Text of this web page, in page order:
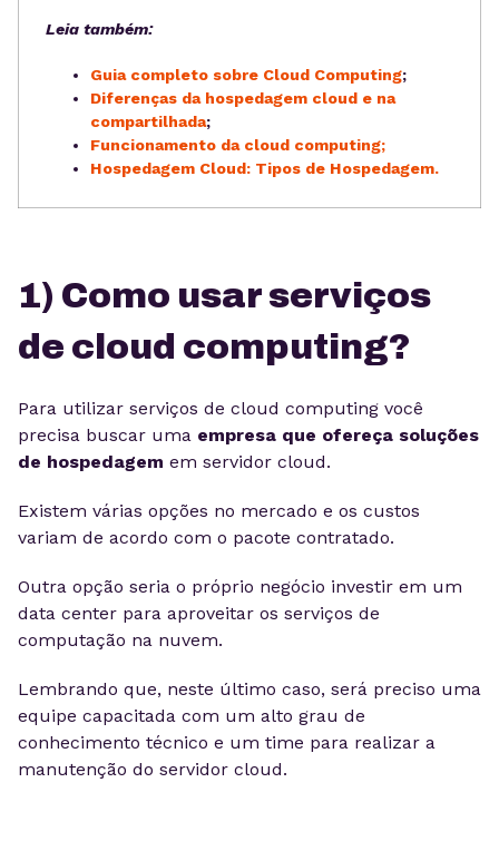
Leia também:
Guia completo sobre Cloud Computing;
Diferenças da hospedagem cloud e na
compartilhada;
Funcionamento da cloud computing;
Hospedagem Cloud: Tipos de Hospedagem.
1) Como usar serviços
de cloud computing?
Para utilizar serviços de cloud computing você
precisa buscar uma empresa que ofereça soluções
de hospedagem em servidor cloud.
Existem várias opções no mercado e os custos
variam de acordo com o pacote contratado.
Outra opção seria o próprio negócio investir em um
data center para aproveitar os serviços de
computação na nuvem.
Lembrando que, neste último caso, será preciso uma
equipe capacitada com um alto grau de
conhecimento técnico e um time para realizar a
manutenção do servidor cloud.